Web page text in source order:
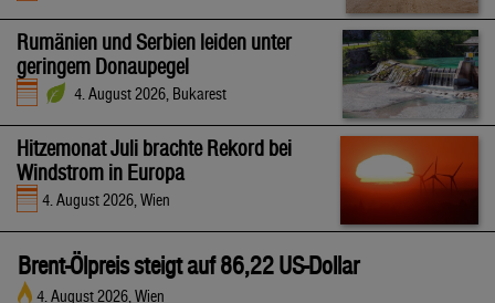
Rumänien und Serbien leiden unter
geringem Donaupegel
4. August 2026, Bukarest
Hitzemonat Juli brachte Rekord bei
Windstrom in Europa
4. August 2026, Wien
Brent-Ölpreis steigt auf 86,22 US-Dollar
4. August 2026, Wien